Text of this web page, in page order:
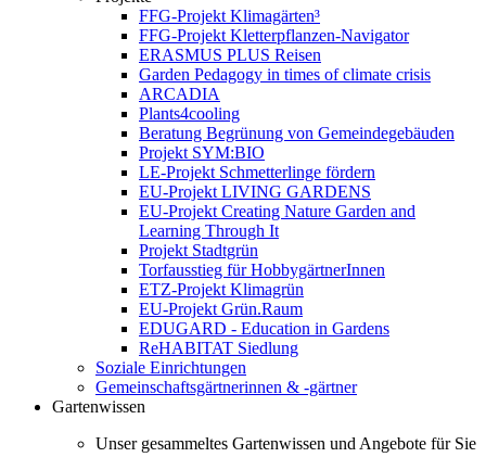
FFG-Projekt Klimagärten³
FFG-Projekt Kletterpflanzen-Navigator
ERASMUS PLUS Reisen
Garden Pedagogy in times of climate crisis
ARCADIA
Plants4cooling
Beratung Begrünung von Gemeindegebäuden
Projekt SYM:BIO
LE-Projekt Schmetterlinge fördern
EU-Projekt LIVING GARDENS
EU-Projekt Creating Nature Garden and
Learning Through It
Projekt Stadtgrün
Torfausstieg für HobbygärtnerInnen
ETZ-Projekt Klimagrün
EU-Projekt Grün.Raum
EDUGARD - Education in Gardens
ReHABITAT Siedlung
Soziale Einrichtungen
Gemeinschaftsgärtnerinnen & -gärtner
Gartenwissen
Unser gesammeltes Gartenwissen und Angebote für Sie